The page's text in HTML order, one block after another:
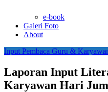
e-book
Galeri Foto
About
Input Pembaca Guru &
Laporan Input
Karyawan Hari